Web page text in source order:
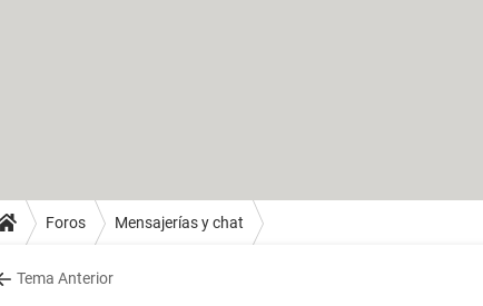
Foros Mensajerías y chat
Tema Anterior